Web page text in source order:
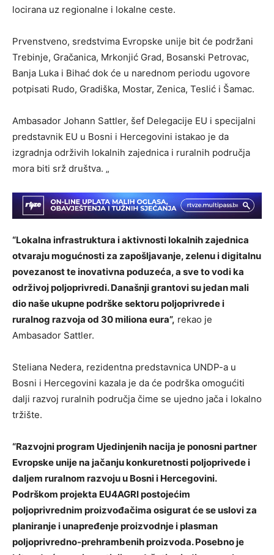
locirana uz regionalne i lokalne ceste.
Prvenstveno, sredstvima Evropske unije bit će podržani
Trebinje, Gračanica, Mrkonjić Grad, Bosanski Petrovac,
Banja Luka i Bihać dok će u narednom periodu ugovore
potpisati Rudo, Gradiška, Mostar, Zenica, Teslić i Šamac.
Ambasador Johann Sattler, šef Delegacije EU i specijalni
predstavnik EU u Bosni i Hercegovini istakao je da
izgradnja održivih lokalnih zajednica i ruralnih područja
mora biti srž društva. „
“Lokalna infrastruktura i aktivnosti lokalnih zajednica
otvaraju mogućnosti za zapošljavanje, zelenu i digitalnu
povezanost te inovativna poduzeća, a sve to vodi ka
održivoj poljoprivredi. Današnji grantovi su jedan mali
dio naše ukupne podrške sektoru poljoprivrede i
ruralnog razvoja od 30 miliona eura”, rekao je
Ambasador Sattler.
Steliana Nedera, rezidentna predstavnica UNDP-a u
Bosni i Hercegovini kazala je da će podrška omogućiti
dalji razvoj ruralnih područja čime se ujedno jača i lokalno
tržište.
“Razvojni program Ujedinjenih nacija je ponosni partner
Evropske unije na jačanju konkuretnosti poljoprivede i
daljem ruralnom razvoju u Bosni i Hercegovini.
Podrškom projekta EU4AGRI postojećim
poljoprivrednim proizvođačima osigurat će se uslovi za
planiranje i unapređenje proizvodnje i plasman
poljoprivredno-prehrambenih proizvoda. Posebno je